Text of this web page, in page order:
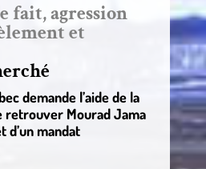
fait, agression
et
demande l’aide de la
retrouver Mourad Jama
d’un mandat